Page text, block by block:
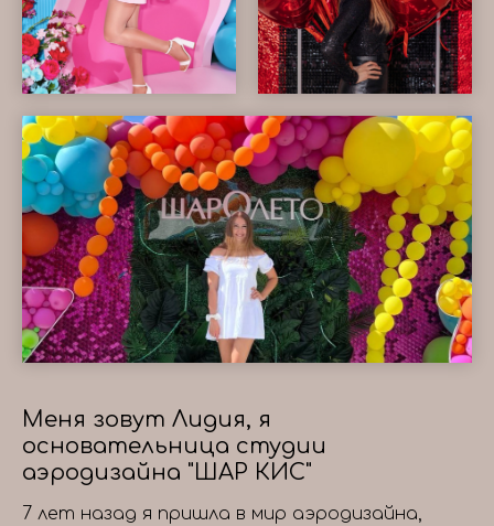
Меня зовут Лидия, я
основательница студии
аэродизайна "ШАР КИС"
7 лет назад я пришла в мир аэродизайна,